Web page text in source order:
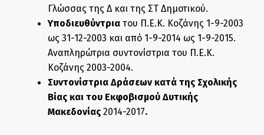
Γλώσσας της Δ΄ και της ΣΤ΄ Δημοτικού.
Υποδιευθύντρια του Π.Ε.Κ. Κοζάνης 1-9-2003
ως 31-12-2003 και από 1-9-2014 ως 1-9-2015.
Αναπληρώτρια συντονίστρια του Π.Ε.Κ.
Κοζάνης 2003-2004.
Συντονίστρια Δράσεων κατά της Σχολικής
Βίας και του Εκφοβισμού Δυτικής
Μακεδονίας 2014-2017.